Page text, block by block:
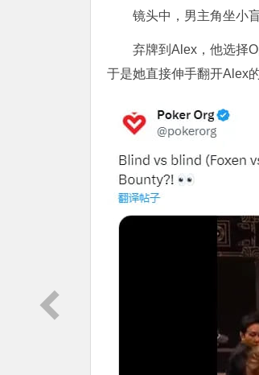
镜头中，男主角坐小
弃牌到Alex，他选择
于是她直接伸手翻开Alex